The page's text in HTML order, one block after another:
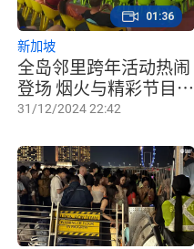
全岛邻里跨年活动热闹
登场 烟火与精彩节目迎
新年
新加坡
31/12/2024 22:42
01:36